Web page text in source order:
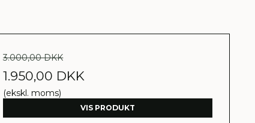
3.000,00 DKK
1.950,00 DKK
(ekskl. moms)
VIS PRODUKT